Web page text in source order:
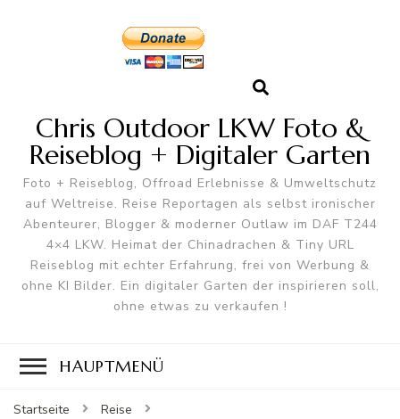
Chris Outdoor LKW Foto &
Reiseblog + Digitaler Garten
Foto + Reiseblog, Offroad Erlebnisse & Umweltschutz
auf Weltreise. Reise Reportagen als selbst ironischer
Abenteurer, Blogger & moderner Outlaw im DAF T244
4×4 LKW. Heimat der Chinadrachen & Tiny URL
Reiseblog mit echter Erfahrung, frei von Werbung &
ohne KI Bilder. Ein digitaler Garten der inspirieren soll,
ohne etwas zu verkaufen !
HAUPTMENÜ
Startseite
Reise